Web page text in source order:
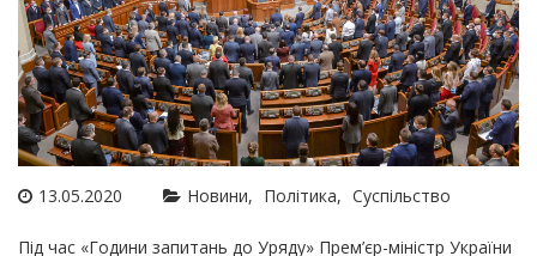
13.05.2020 Новини Політика Суспільство
Під час «Години запитань до Уряду» Прем’єр-міністр України